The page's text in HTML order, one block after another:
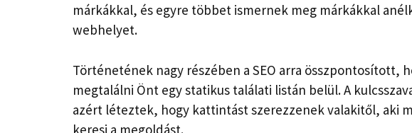
márkákkal, és egyre többet ismernek meg márkákkal
webhelyet.
Történetének nagy részében a SEO arra összpontosított,
megtalálni Önt egy statikus találati listán belül. A
azért léteztek, hogy kattintást szerezzenek valakitől, aki
keresi a megoldást.